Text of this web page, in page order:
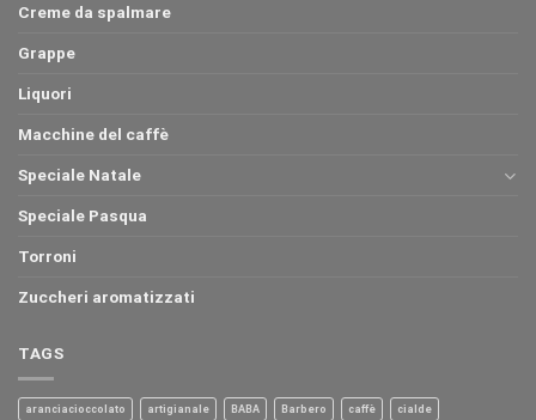
Creme da spalmare
Grappe
Liquori
Macchine del caffè
Speciale Natale
Speciale Pasqua
Torroni
Zuccheri aromatizzati
TAGS
aranciacioccolato artigianale BABA Barbero caffè cialde